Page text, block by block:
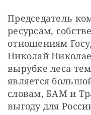
Председатель
ресурсам,
отношениям
Николай
вырубке леса
является
словам, БАМ и
выгоду для